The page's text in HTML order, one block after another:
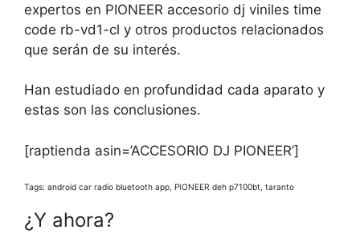
expertos en PIONEER accesorio dj viniles time
code rb-vd1-cl y otros productos relacionados
que serán de su interés.
Han estudiado en profundidad cada aparato y
estas son las conclusiones.
[raptienda asin=’ACCESORIO DJ PIONEER’]
Tags: android car radio bluetooth app, PIONEER deh p7100bt, taranto
¿Y ahora?